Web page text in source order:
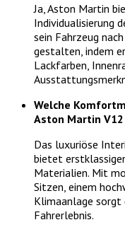
Ja, Aston Martin
Individualisierung
sein Fahrzeug
gestalten, indem
Lackfarben,
Welche
Aston Martin
Das luxuriöse
bietet
Materialien. Mit
Sitzen, einem
Klimaanlage sorgt
Fahrerlebnis.